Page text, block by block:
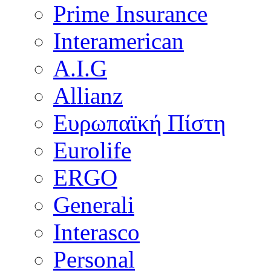
Prime Insurance
Interamerican
A.I.G
Allianz
Ευρωπαϊκή Πίστη
Eurolife
ERGO
Generali
Interasco
Personal